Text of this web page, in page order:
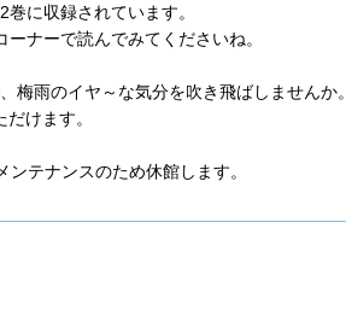
に収録されています。
ナーで読んでみてくださいね。
梅雨のイヤ～な気分を吹き飛ばしませんか。
けます。
テナンスのため休館します。